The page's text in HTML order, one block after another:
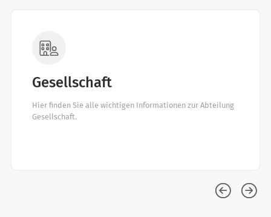
Gesellschaft
Hier finden Sie alle wichtigen Informationen zur Abteilung
Gesellschaft.